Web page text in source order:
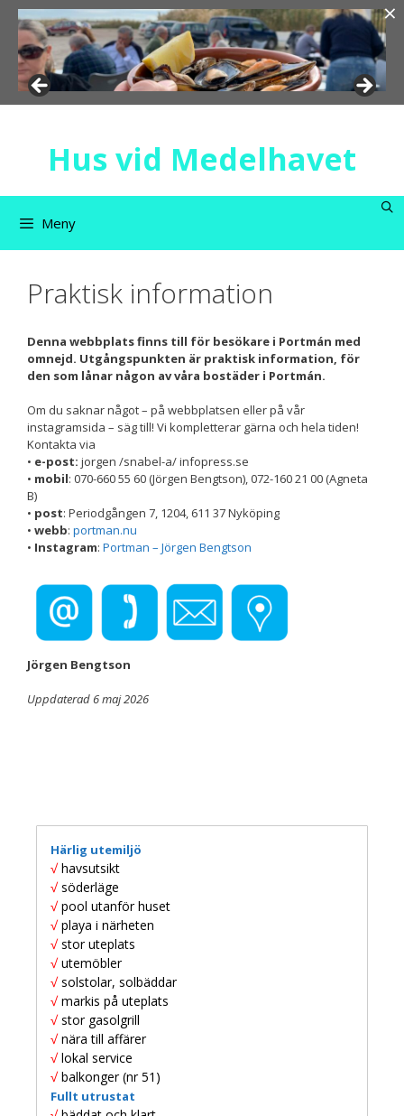
Hoppa
innehåll
Hus vid Medelhavet
Meny
Praktisk information
Denna webbplats finns till för besökare i Portmán med
omnejd. Utgångspunkten är praktisk information, för
den som lånar någon av våra bostäder i Portmán.
Om du saknar något – på webbplatsen eller på vår
instagramsida – säg till! Vi kompletterar gärna och hela tiden!
Kontakta via
• e-post: jorgen /snabel-a/ infopress.se
• mobil: 070-660 55 60 (Jörgen Bengtson), 072-160 21 00 (Agneta
B)
• post: Periodgången 7, 1204, 611 37 Nyköping
• webb: portman.nu
• Instagram: Portman – Jörgen Bengtson
Jörgen Bengtson
Uppdaterad 6 maj 2026
Härlig utemiljö
√ havsutsikt
√ söderläge
√ pool utanför huset
√ playa i närheten
√ stor uteplats
√ utemöbler
√ solstolar, solbäddar
√ markis på uteplats
√ stor gasolgrill
√ nära till affärer
√ lokal service
√ balkonger (nr 51)
Fullt utrustat
×
Nödvändiga
går inte att
välja bort. De
hemsidan
taget ska
Statistik
För att vi ska